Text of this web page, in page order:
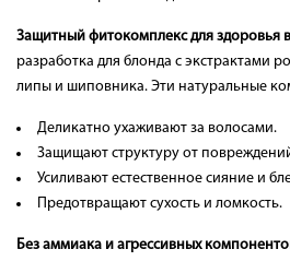
Защитный фитокомплекс для здоровья
разработка для блонда с экстрактами
липы и шиповника. Эти натуральные
Деликатно ухаживают за волосами.
Защищают структуру от
Усиливают естественное сияние и
Предотвращают сухость и ломкость.
Без аммиака и агрессивных